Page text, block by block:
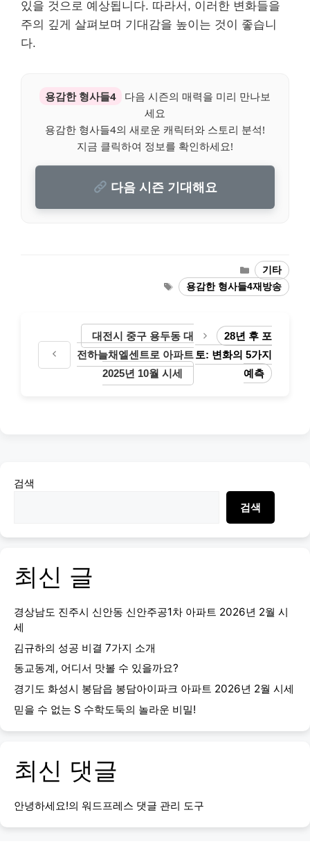
있을 것으로 예상됩니다. 따라서, 이러한 변화들을
주의 깊게 살펴보며 기대감을 높이는 것이 좋습니
다.
용감한 형사들4
다음 시즌의 매력을 미리 만나보
세요
용감한 형사들4의 새로운 캐릭터와 스토리 분석!
지금 클릭하여 정보를 확인하세요!
다음 시즌 기대해요
Categories
기타
Tags용감한 형사들4재방송
대전시 중구 용두동 대
전하늘채엘센트로 아파트
2025년 10월 시세
28년 후 포
토: 변화의 5가지
예측
검색
검색
최신 글
경상남도 진주시 신안동 신안주공1차 아파트 2026년 2월 시
세
김규하의 성공 비결 7가지 소개
동교동계, 어디서 맛볼 수 있을까요?
경기도 화성시 봉담읍 봉담아이파크 아파트 2026년 2월 시세
믿을 수 없는 S 수학도둑의 놀라운 비밀!
최신 댓글
안녕하세요!의 워드프레스 댓글 관리 도구